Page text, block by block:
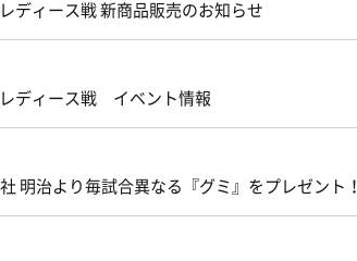
ディース戦 新商品販売のお知らせ
ディース戦 イベント情報
明治より毎試合異なる『グミ』をプレゼント！